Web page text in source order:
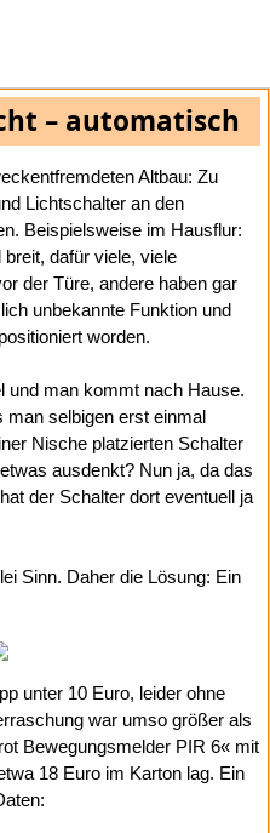
– automatisch
Altbau: Zu
Lichtschalter an den
Beispielsweise im Hausflur:
dafür viele, viele
der Türe, andere haben gar
unbekannte Funktion und
worden.
und man kommt nach Hause.
selbigen erst einmal
Nische platzierten Schalter
ausdenkt? Nun ja, da das
der Schalter dort eventuell ja
Sinn. Daher die Lösung: Ein
unter 10 Euro, leider ohne
war umso größer als
Bewegungsmelder PIR 6« mit
18 Euro im Karton lag. Ein